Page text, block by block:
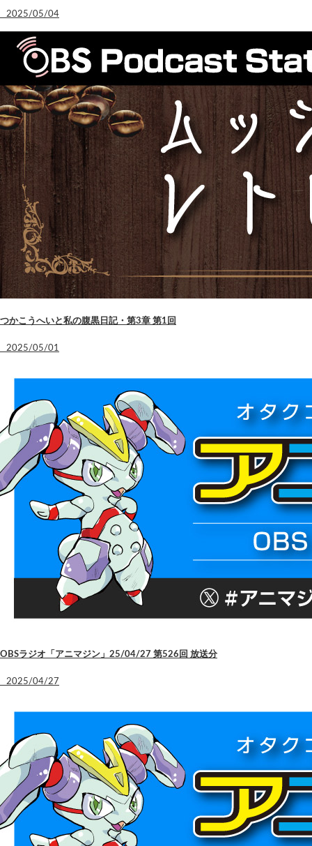
2025/05/04
つかこうへいと私の腹黒日記・第3章 第1回
2025/05/01
OBSラジオ「アニマジン」25/04/27 第526回 放送分
2025/04/27